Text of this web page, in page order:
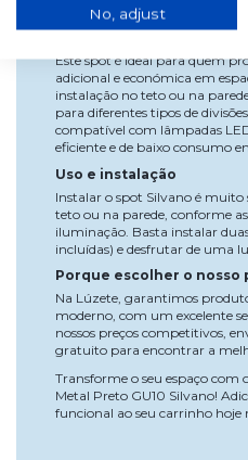
• Classificação IP: IP20
Vantagens
Este spot é ideal para quem
adicional e económica em
instalação no teto ou na
para diferentes tipos de
compatível com lâmpadas
eficiente e de baixo consumo
Uso e instalação
Instalar o spot Silvano é muito
teto ou na parede, conforme as
iluminação. Basta instalar
incluídas) e desfrutar de uma
Porque escolher o nosso
Na Lúzete, garantimos
moderno, com um excelente
nossos preços competitivos,
gratuito para encontrar a
Transforme o seu espaço com
Metal Preto GU10 Silvano!
funcional ao seu carrinho hoje
No, adjust